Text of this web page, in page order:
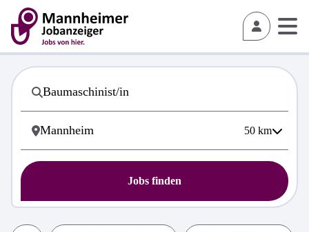
50 km
Jobs finden